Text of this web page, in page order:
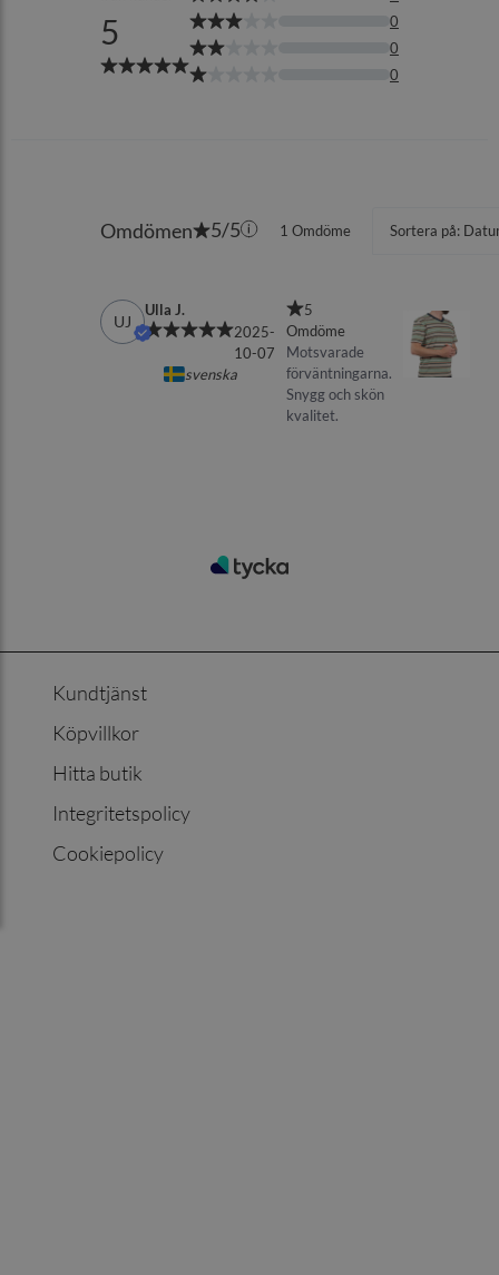
Kundtjänst
Köpvillkor
Hitta butik
Integritetspolicy
Cookiepolicy